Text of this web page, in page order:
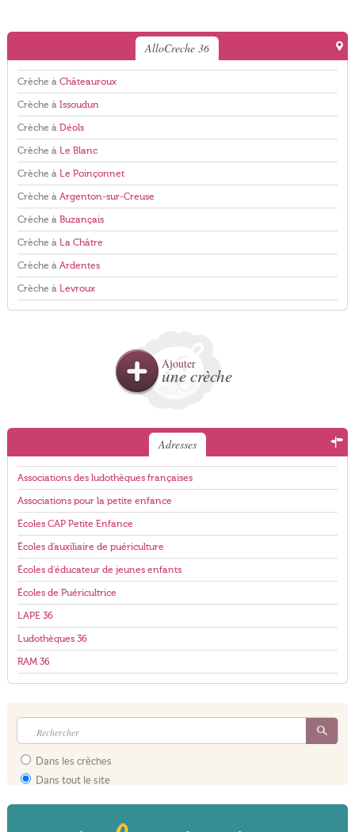
AlloCreche 36
Crèche à Châteauroux
Crèche à Issoudun
Crèche à Déols
Crèche à Le Blanc
Crèche à Le Poinçonnet
Crèche à Argenton-sur-Creuse
Crèche à Buzançais
Crèche à La Châtre
Crèche à Ardentes
Crèche à Levroux
Ajouter
une crèche
Adresses
Associations des ludothèques françaises
Associations pour la petite enfance
Écoles CAP Petite Enfance
Écoles d'auxiliaire de puériculture
Écoles d'éducateur de jeunes enfants
Écoles de Puéricultrice
LAPE 36
Ludothèques 36
RAM 36
Dans les crèches
Dans tout le site